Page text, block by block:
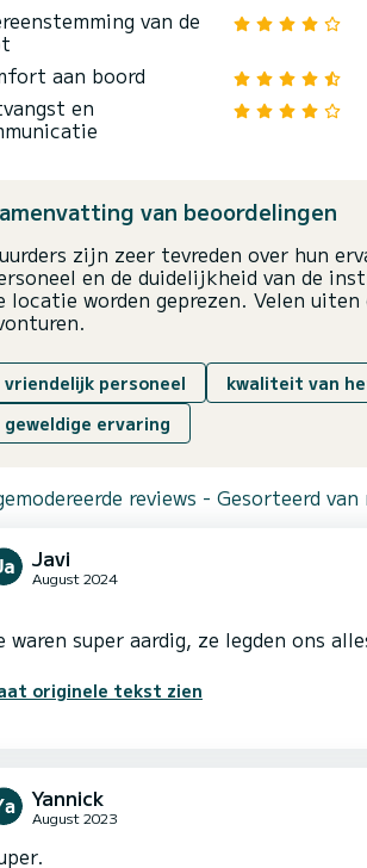
van de
aan boord
en
van beoordelingen
zijn zeer tevreden over hun
en de duidelijkheid van de
locatie worden geprezen. Velen
vriendelijk personeel kwaliteit van
geweldige ervaring
reviews - Gesorteerd
Javi
August 2024
originele tekst zien
Yannick
August 2023